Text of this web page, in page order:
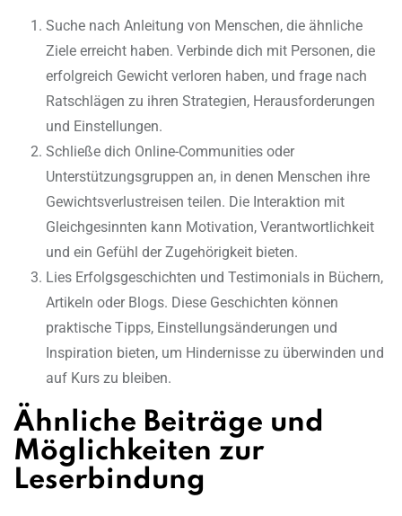
Suche nach Anleitung von Menschen, die ähnliche
Ziele erreicht haben. Verbinde dich mit Personen, die
erfolgreich Gewicht verloren haben, und frage nach
Ratschlägen zu ihren Strategien, Herausforderungen
und Einstellungen.
Schließe dich Online-Communities oder
Unterstützungsgruppen an, in denen Menschen ihre
Gewichtsverlustreisen teilen. Die Interaktion mit
Gleichgesinnten kann Motivation, Verantwortlichkeit
und ein Gefühl der Zugehörigkeit bieten.
Lies Erfolgsgeschichten und Testimonials in Büchern,
Artikeln oder Blogs. Diese Geschichten können
praktische Tipps, Einstellungsänderungen und
Inspiration bieten, um Hindernisse zu überwinden und
auf Kurs zu bleiben.
Ähnliche Beiträge und
Möglichkeiten zur
Leserbindung